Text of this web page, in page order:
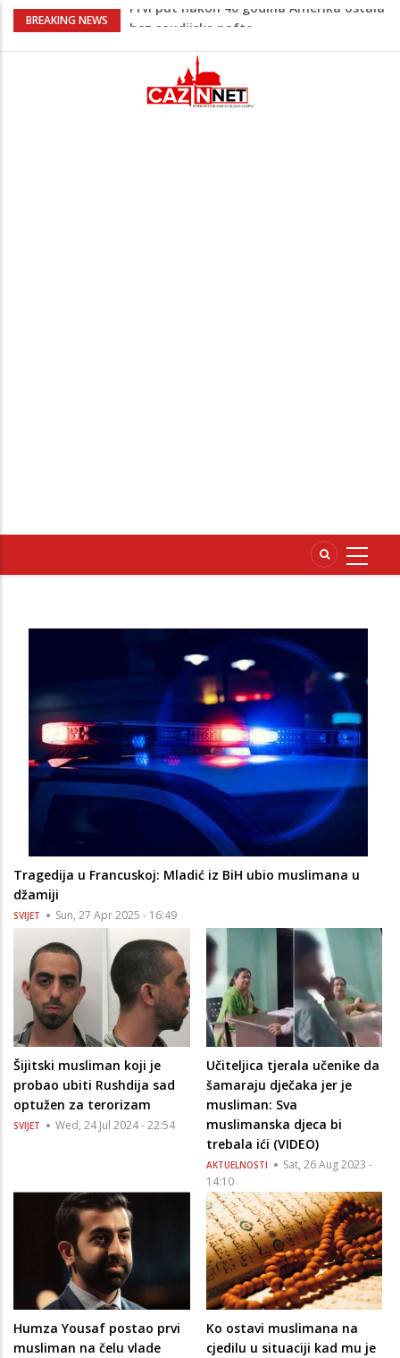
BREAKING NEWS
Vrućine pune hitne pomoći: Sve više
Šta je Vučić prešutio Zelenskom?
Putinovo ime nije smio da izgovori
Tragedija u Francuskoj: Mladić iz BiH ubio muslimana u
džamiji
SVIJET Sun, 27 Apr 2025 - 16:49
Šijitski musliman koji je
probao ubiti Rushdija sad
optužen za terorizam
SVIJET Wed, 24 Jul 2024 - 22:54
Učiteljica tjerala učenike da
šamaraju dječaka jer je
musliman: Sva
muslimanska djeca bi
trebala ići (VIDEO)
AKTUELNOSTI
Sat, 26 Aug 2023 -
14:10
Humza Yousaf postao prvi
musliman na čelu vlade
Ko ostavi muslimana na
cjedilu u situaciji kad mu je